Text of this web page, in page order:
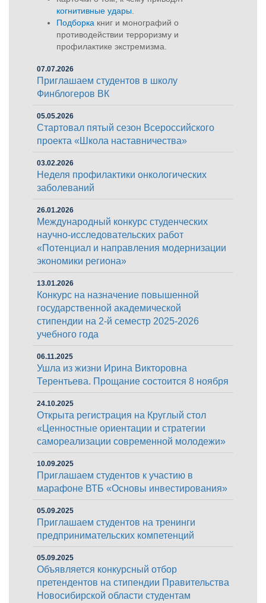
когнитивные удары
Подборка книг и монографий о
противодействии терроризму и
профилактике экстремизма.
07.07.2026
Приглашаем студентов в школу
Финблогеров ВК
05.05.2026
Стартовал пятый сезон Всероссийского
проекта «Школа наставничества»
03.02.2026
Неделя профилактики онкологических
заболеваний
26.01.2026
Международный конкурс студенческих
научно-исследовательских работ
«Потенциал и направления модернизации
экономики региона»
13.01.2026
Конкурс на назначение повышенной
государственной академической
стипендии на 2-й семестр 2025-2026
учебного года
06.11.2025
Ушла из жизни Ирина Викторовна
Терентьева. Прощание состоится 8 ноября
24.10.2025
Открыта регистрация на Круглый стол
«Ценностные ориентации и стратегии
самореализации современной молодежи»
10.09.2025
Приглашаем студентов к участию в
марафоне ВТБ «Основы инвестирования»
05.09.2025
Приглашаем студентов на тренинги
предпринимательских компетенций
05.09.2025
Объявляется конкурсный отбор
претендентов на стипендии Правительства
Новосибирской области студентам